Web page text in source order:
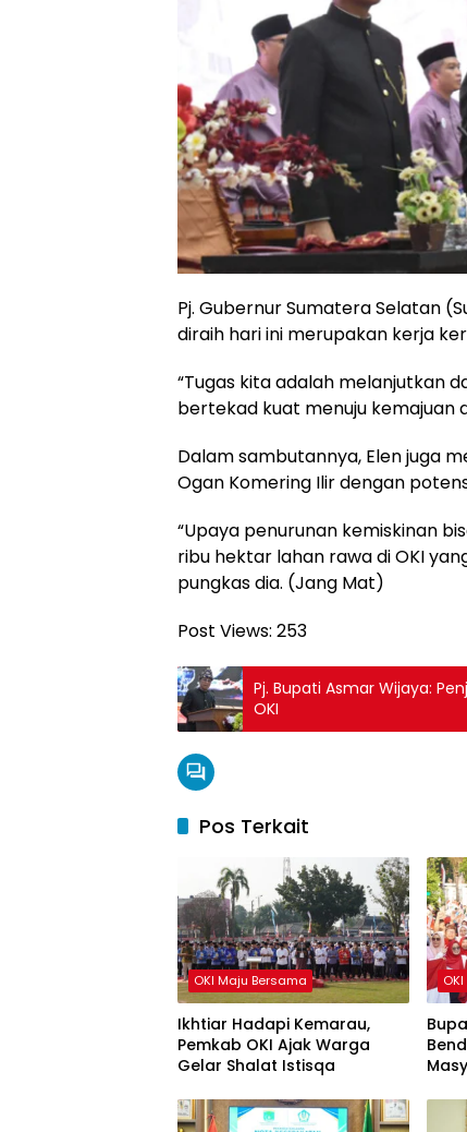
Pj. Gubernur Sumatera Selatan
diraih hari ini merupakan kerja
“Tugas kita adalah melanjutkan
bertekad kuat menuju kemajuan
Dalam sambutannya, Elen juga
Ogan Komering Ilir dengan
“Upaya penurunan kemiskinan
ribu hektar lahan rawa di OKI
pungkas dia. (Jang Mat)
Post Views: 253
Pj. Bupati Asmar Wijaya:
OKI
Pos Terkait
OKI Maju Bersama
Ikhtiar Hadapi Kemarau,
Pemkab OKI Ajak Warga
Gelar Shalat Istisqa